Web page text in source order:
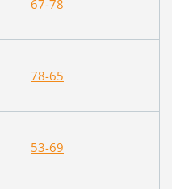
67-78
78-65
53-69